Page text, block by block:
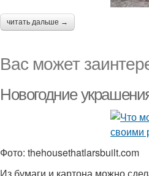
читать дальше →
Вас может
Новогодние
Фото: thehousethatlarsbuilt.com